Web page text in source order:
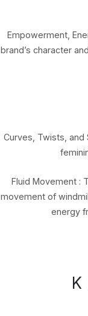
Empowerment,
brand’s character
Curves, Twists,
Fluid Movement :
movement of
energy